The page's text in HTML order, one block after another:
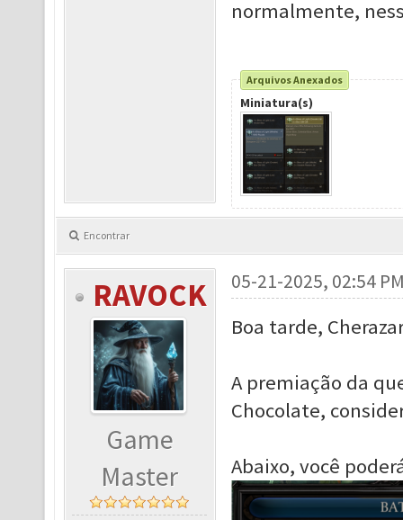
normalmente,
Arquivos Anexados
Miniatura(s)
Encontrar
RAVOCK
Game
Master
05-21-2025, 02:54
Boa tarde,
A premiação da
Chocolate,
Abaixo, você